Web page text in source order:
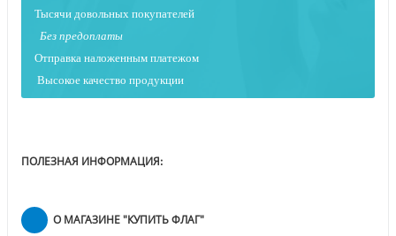
Тысячи довольных покупателей
Без предоплаты
Отправка наложенным платежом
Высокое качество продукции
ПОЛЕЗНАЯ ИНФОРМАЦИЯ:
О МАГАЗИНЕ "КУПИТЬ ФЛАГ"